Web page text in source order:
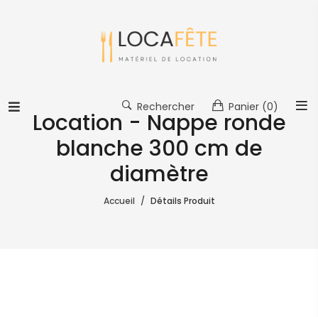
Rechercher Panier (0)
Location - Nappe ronde
blanche 300 cm de
diamètre
Accueil Détails Produit